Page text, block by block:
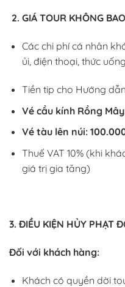
2. GIÁ TOUR KHÔNG
Các chi phí cá nhân
ủi, điện thoại, thức
Tiền tip cho Hướng
Vé cầu kính Rồng
Vé tàu lên núi:
Thuế VAT 10% (khi
giá trị gia tăng)
3. ĐIỀU KIỆN HỦY PHẠT
Đối với khách hàng:
Khách có quyền dời